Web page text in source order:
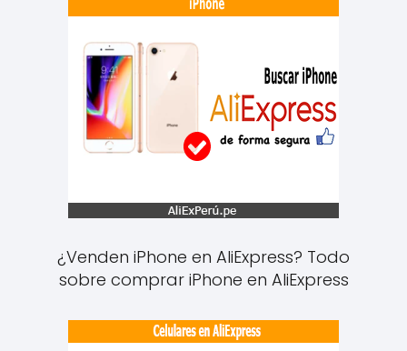
¿Venden iPhone en AliExpress? Todo
sobre comprar iPhone en AliExpress